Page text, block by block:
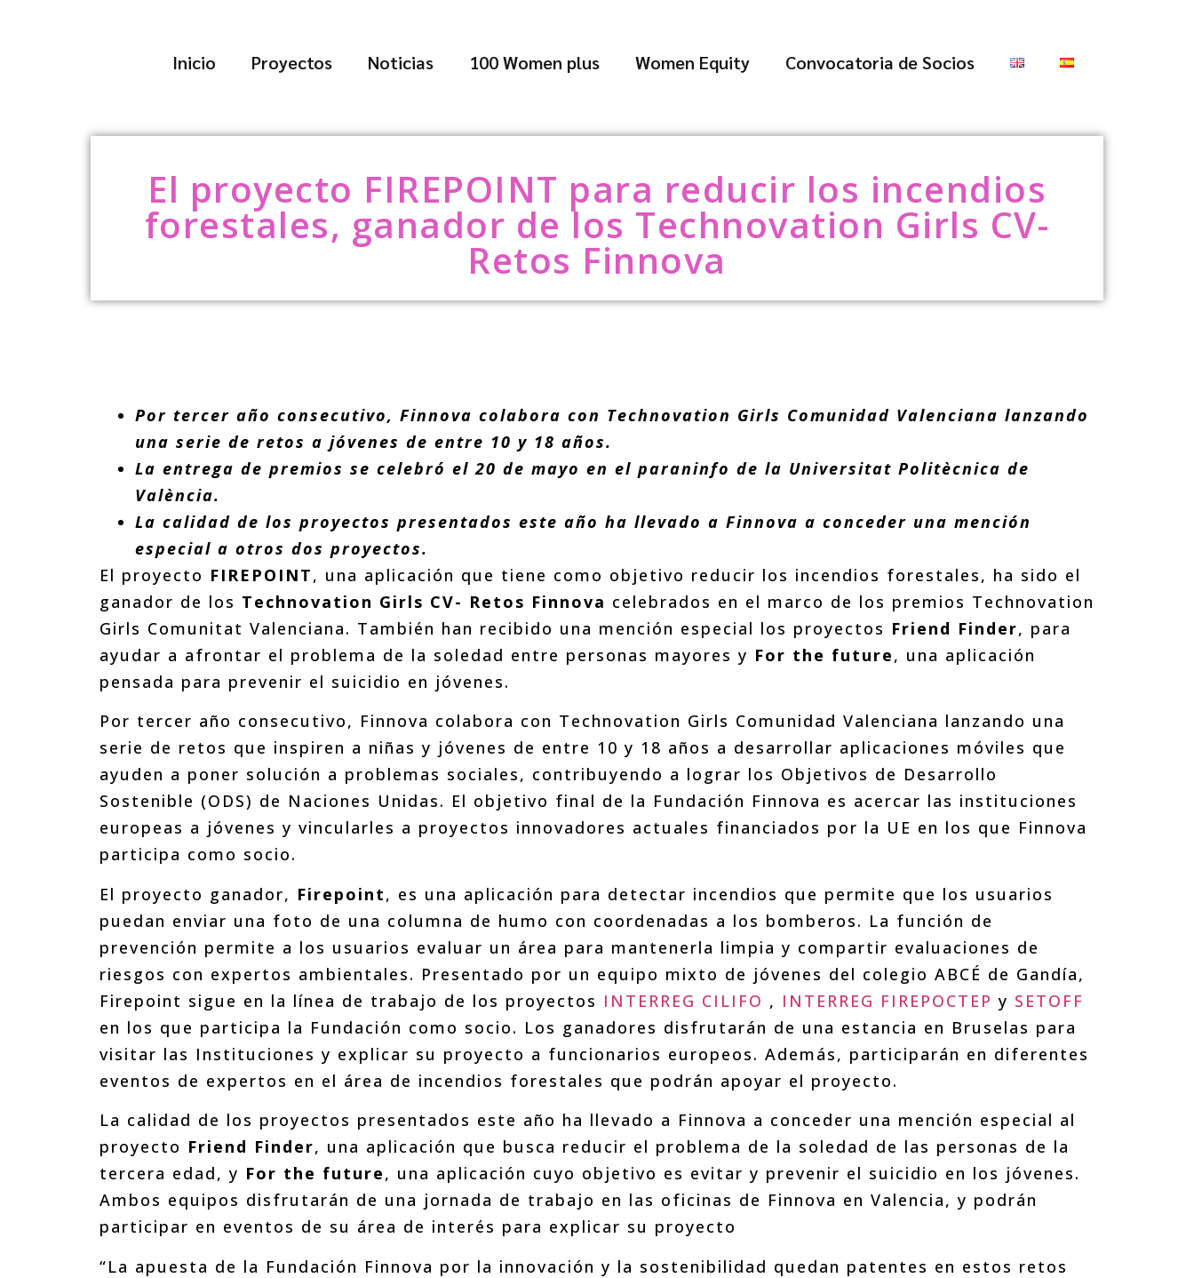
Inicio Proyectos Noticias 100 Women plus Women Equity Convocatoria de Socios
El proyecto FIREPOINT para reducir los incendios
forestales, ganador de los Technovation Girls CV-
Retos Finnova
Por tercer año consecutivo, Finnova colabora con Technovation Girls Comunidad Valenciana lanzando
una serie de retos a jóvenes de entre 10 y 18 años.
La entrega de premios se celebró el 20 de mayo en el paraninfo de la Universitat Politècnica de
València.
La calidad de los proyectos presentados este año ha llevado a Finnova a conceder una mención
especial a otros dos proyectos.
El proyecto FIREPOINT, una aplicación que tiene como objetivo reducir los incendios forestales, ha sido el
ganador de los Technovation Girls CV- Retos Finnova celebrados en el marco de los premios Technovation
Girls Comunitat Valenciana. También han recibido una mención especial los proyectos Friend Finder, para
ayudar a afrontar el problema de la soledad entre personas mayores y For the future, una aplicación
pensada para prevenir el suicidio en jóvenes.
Por tercer año consecutivo, Finnova colabora con Technovation Girls Comunidad Valenciana lanzando una
serie de retos que inspiren a niñas y jóvenes de entre 10 y 18 años a desarrollar aplicaciones móviles que
ayuden a poner solución a problemas sociales, contribuyendo a lograr los Objetivos de Desarrollo
Sostenible (ODS) de Naciones Unidas. El objetivo final de la Fundación Finnova es acercar las instituciones
europeas a jóvenes y vincularles a proyectos innovadores actuales financiados por la UE en los que Finnova
participa como socio.
El proyecto ganador, Firepoint, es una aplicación para detectar incendios que permite que los usuarios
puedan enviar una foto de una columna de humo con coordenadas a los bomberos. La función de
prevención permite a los usuarios evaluar un área para mantenerla limpia y compartir evaluaciones de
riesgos con expertos ambientales. Presentado por un equipo mixto de jóvenes del colegio ABCÉ de Gandía,
Firepoint sigue en la línea de trabajo de los proyectos INTERREG CILIFO , INTERREG FIREPOCTEP y SETOFF
en los que participa la Fundación como socio. Los ganadores disfrutarán de una estancia en Bruselas para
visitar las Instituciones y explicar su proyecto a funcionarios europeos. Además, participarán en diferentes
eventos de expertos en el área de incendios forestales que podrán apoyar el proyecto.
La calidad de los proyectos presentados este año ha llevado a Finnova a conceder una mención especial al
proyecto Friend Finder, una aplicación que busca reducir el problema de la soledad de las personas de la
tercera edad, y For the future, una aplicación cuyo objetivo es evitar y prevenir el suicidio en los jóvenes.
Ambos equipos disfrutarán de una jornada de trabajo en las oficinas de Finnova en Valencia, y podrán
participar en eventos de su área de interés para explicar su proyecto
“La apuesta de la Fundación Finnova por la innovación y la sostenibilidad quedan patentes en estos retos